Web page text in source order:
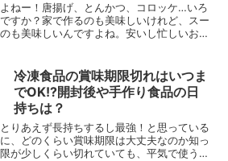
ねー！唐揚げ、とんかつ、コロッケ…いろ
すか？家で作るのも美味しいけれど、スー
も美味しいんですよね。安いし忙しいお母
冷凍食品の賞味期限切れはいつま
でOK!?開封後や手作り食品の日
持ちは？
りあえず長持ちするし最強！と思っている
、どのくらい賞味期限は大丈夫なのか知っ
が少しくらい切れていても、平気で使うと